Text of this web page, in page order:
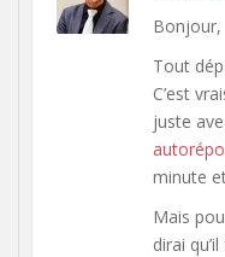
Bonjour,
Tout
C’est
juste
minute
Mais
dirai